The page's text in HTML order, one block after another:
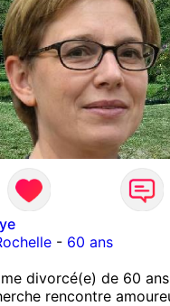
- 60 ans
divorcé(e) de 60 ans
rencontre